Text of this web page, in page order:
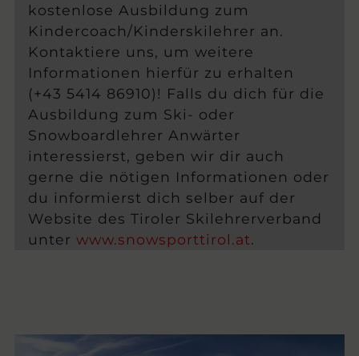
kostenlose Ausbildung zum
Kindercoach/Kinderskilehrer an.
Kontaktiere uns, um weitere
Informationen hierfür zu erhalten
(+43 5414 86910)! Falls du dich für die
Ausbildung zum Ski- oder
Snowboardlehrer Anwärter
interessierst, geben wir dir auch
gerne die nötigen Informationen oder
du informierst dich selber auf der
Website des Tiroler Skilehrerverband
unterwww.snowsporttirol.at.